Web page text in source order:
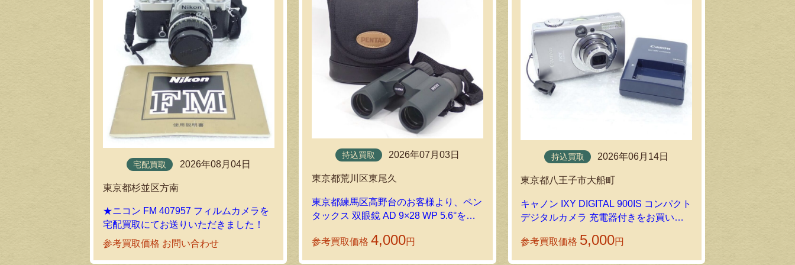
宅配買取 2026年08月04日
東京都杉並区方南
★ニコン FM 407957 フィルムカメラを
宅配買取にてお送りいただきました！
参考買取価格 お問い合わせ
持込買取 2026年07月03日
東京都荒川区東尾久
東京都練馬区高野台のお客様より、ペン
タックス 双眼鏡 AD 9×28 WP 5.6°を足
参考買取価格4,000円
持込買取 2026年06月14日
東京都八王子市大船町
キャノン IXY DIGITAL 900IS コンパクト
デジタルカメラ 充電器付きをお買い取
参考買取価格 5,000円